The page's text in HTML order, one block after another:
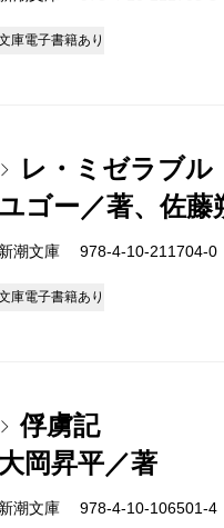
庫電子書籍あり
レ・ミゼラブル
ユゴー／著、佐藤
新潮文庫 978-4-10-
庫電子書籍あり
俘虜記
大岡昇平／著
新潮文庫 978-4-10-